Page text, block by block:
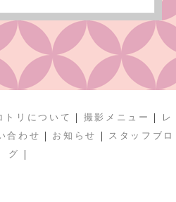
トリについて | 撮影メニュー |
レ
合わせ | お知らせ |
スタッフブロ
グ
|